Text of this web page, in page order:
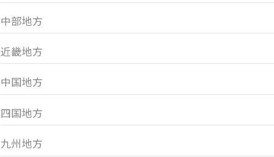
中部地方
近畿地方
中国地方
四国地方
九州地方